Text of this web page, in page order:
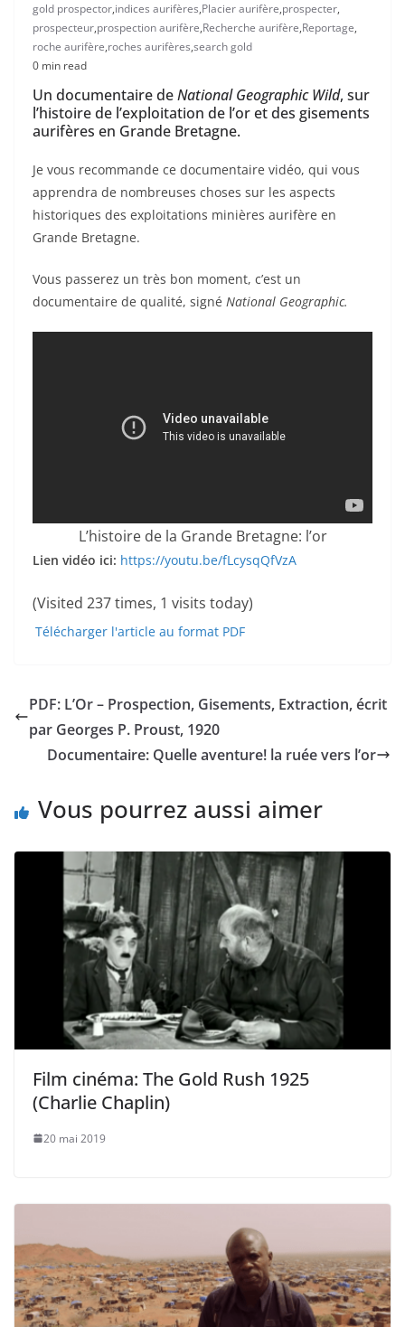
gold prospector,indices aurifères,Placier aurifère,prospecter,
prospecteur,prospection aurifère,Recherche aurifère,Reportage,
roche aurifère,roches aurifères,search gold
0 min read
Un documentaire deNational Geographic Wild, sur
l’histoire de l’exploitation de l’or et des gisements
aurifères en Grande Bretagne.
Je vous recommande ce documentaire vidéo, qui vous
apprendra de nombreuses choses sur les aspects
historiques des exploitations minières aurifère en
Grande Bretagne.
Vous passerez un très bon moment, c’est un
documentaire de qualité, signé National Geographic.
L’histoire de la Grande Bretagne: l’or
Lien vidéo ici: https://youtu.be/fLcysqQfVzA
(Visited 237 times, 1 visits today)
Télécharger l'article au format PDF
PDF: L’Or – Prospection, Gisements, Extraction, écrit
par Georges P. Proust, 1920
Documentaire: Quelle aventure! la ruée vers l’or
Vous pourrez aussi aimer
Film cinéma: The Gold Rush 1925
(Charlie Chaplin)
20 mai 2019